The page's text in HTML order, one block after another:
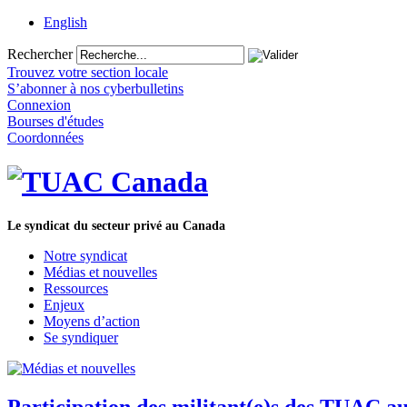
English
Rechercher
Trouvez votre section locale
S’abonner à nos cyberbulletins
Connexion
Bourses d'études
Coordonnées
Le syndicat du secteur privé au Canada
Notre syndicat
Médias et nouvelles
Ressources
Enjeux
Moyens d’action
Se syndiquer